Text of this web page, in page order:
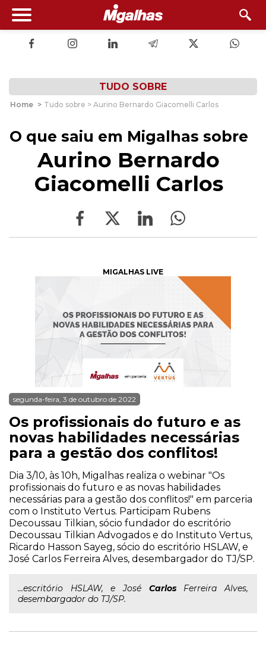
TUDO SOBRE
Home > Tudo sobre > Aurino Bernardo Giacomelli Carlos
O que saiu em Migalhas sobre
Aurino Bernardo
Giacomelli Carlos
MIGALHAS LIVE
segunda-feira, 3 de outubro de 2022
Os profissionais do futuro e as
novas habilidades necessárias
para a gestão dos conflitos!
Dia 3/10, às 10h, Migalhas realiza o webinar "Os
profissionais do futuro e as novas habilidades
necessárias para a gestão dos conflitos!" em parceria
com o Instituto Vertus. Participam Rubens
Decoussau Tilkian, sócio fundador do escritório
Decoussau Tilkian Advogados e do Instituto Vertus,
Ricardo Hasson Sayeg, sócio do escritório HSLAW, e
José Carlos Ferreira Alves, desembargador do TJ/SP.
...escritório HSLAW, e José CarlosFerreira Alves,
desembargador do TJ/SP.